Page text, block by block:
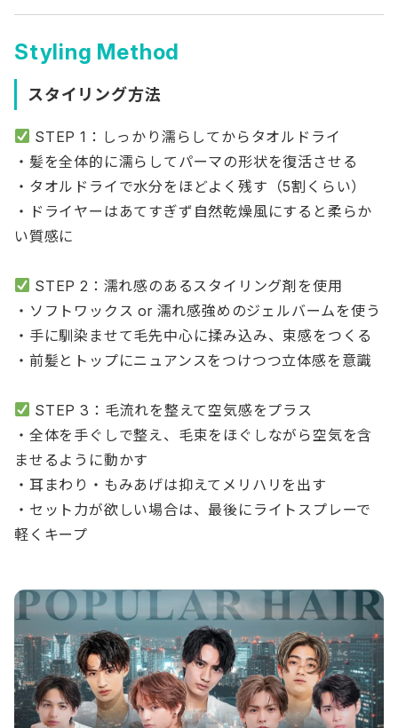
Styling Method
スタイリング方法
STEP 1：しっかり濡らしてからタオルドライ
・髪を全体的に濡らしてパーマの形状を復活させる
・タオルドライで水分をほどよく残す（5割くらい）
・ドライヤーはあてすぎず自然乾燥風にすると柔らか
い質感に
STEP 2：濡れ感のあるスタイリング剤を使用
・ソフトワックス or 濡れ感強めのジェルバームを使う
・手に馴染ませて毛先中心に揉み込み、束感をつくる
・前髪とトップにニュアンスをつけつつ立体感を意識
STEP 3：毛流れを整えて空気感をプラス
・全体を手ぐしで整え、毛束をほぐしながら空気を含
ませるように動かす
・耳まわり・もみあげは抑えてメリハリを出す
・セット力が欲しい場合は、最後にライトスプレーで
軽くキープ